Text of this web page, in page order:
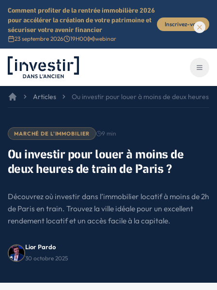
Comment profiter de la rentrée immobilière 2026
pour accélérer la création de votre patrimoine et
sécuriser votre avenir financier
23 septembre 2026 19H00 webinar
Inscrivez-vous
Investir dans l'ancien
Articles Ou investir pour louer à moins de deux heures
MARCHÉ DE L'IMMOBILIER 9 min
Ou investir pour louer à moins de
deux heures de train de Paris ?
Découvrez où investir dans l’immobilier locatif à moins de 2h
de Paris en train. Trouvez la ville idéale pour un excellent
rendement locatif et un accès facile à la capitale.
Lior Pardo
30 octobre 2025
1 Villes à fort potentiel locatif proches de Paris